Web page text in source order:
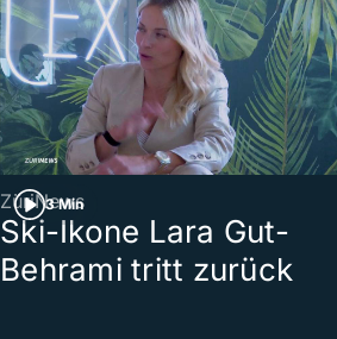
3 Min
ZüriNews
Ski-Ikone Lara Gut-
Behrami tritt zurück